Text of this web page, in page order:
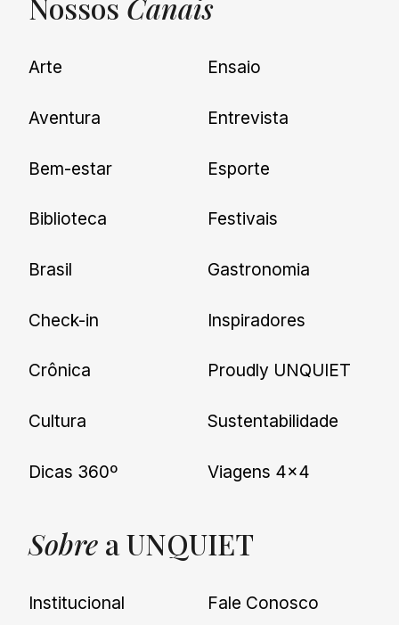
UNQUIET
Newsletter
nossas novidades.
Arte
Aventura
Bem-estar
Biblioteca
Brasil
Check-in
Crônica
Cultura
Dicas 360º
Ensaio
Entrevista
Esporte
Festivais
Gastronomia
Inspiradores
Proudly UNQUIET
Sustentabilidade
Viagens 4×4
Sobre a UNQUIET
Institucional Fale Conosco